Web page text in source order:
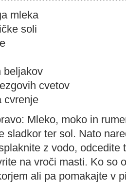
mleka
soli
beljakov
cvetov
cvrenje
Mleko, moko in
sladkor ter sol. Nato
z vodo, odcedite
na vroči masti. Ko so
ali pa pomakajte v